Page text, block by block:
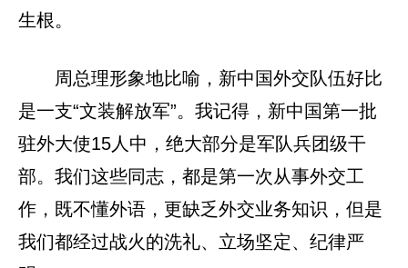
生根。
周总理形象地比喻，新中国外交队伍好比
是一支“文装解放军”。我记得，新中国第一批
驻外大使15人中，绝大部分是军队兵团级干
部。我们这些同志，都是第一次从事外交工
作，既不懂外语，更缺乏外交业务知识，但是
我们都经过战火的洗礼、立场坚定、纪律严